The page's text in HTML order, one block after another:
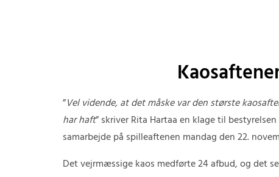
”Vel vidende, at det måske var den største
har haft” skriver Rita Hartaa en klage til
samarbejde på spilleaftenen mandag den 22.
Det vejrmæssige kaos medførte 24 afbud, og det